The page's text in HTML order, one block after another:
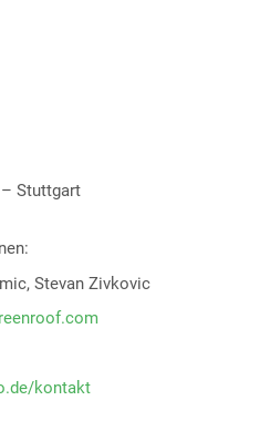
– Stuttgart
Stevan Zivkovic
kontakt